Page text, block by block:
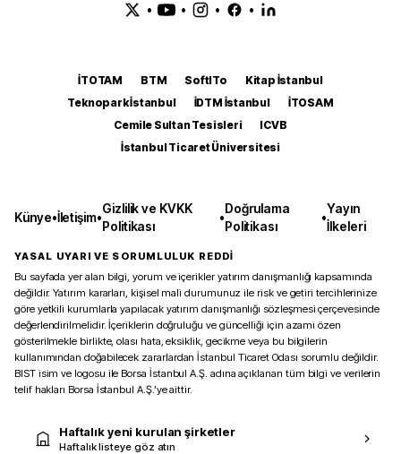
• • • •
İTOTAM BTM SoftITo
Kitap İstanbul
Teknopark İstanbul
İDTM İstanbul
İTOSAM
Cemile Sultan Tesisleri
ICVB
İstanbul Ticaret Üniversitesi
Künye•İletişim•
Gizlilik ve KVKK
Politikası
•
Doğrulama
Politikası
•
Yayın
İlkeleri
YASAL UYARI VE SORUMLULUK REDDİ
Bu sayfada yer alan bilgi, yorum ve içerikler yatırım danışmanlığı kapsamında
değildir. Yatırım kararları, kişisel mali durumunuz ile risk ve getiri tercihlerinize
göre yetkili kurumlarla yapılacak yatırım danışmanlığı sözleşmesi çerçevesinde
değerlendirilmelidir. İçeriklerin doğruluğu ve güncelliği için azami özen
gösterilmekle birlikte, olası hata, eksiklik, gecikme veya bu bilgilerin
kullanımından doğabilecek zararlardan İstanbul Ticaret Odası sorumlu değildir.
BIST isim ve logosu ile Borsa İstanbul A.Ş. adına açıklanan tüm bilgi ve verilerin
telif hakları Borsa İstanbul A.Ş.’ye aittir.
Haftalık yeni kurulan şirketler
Haftalık listeye göz atın